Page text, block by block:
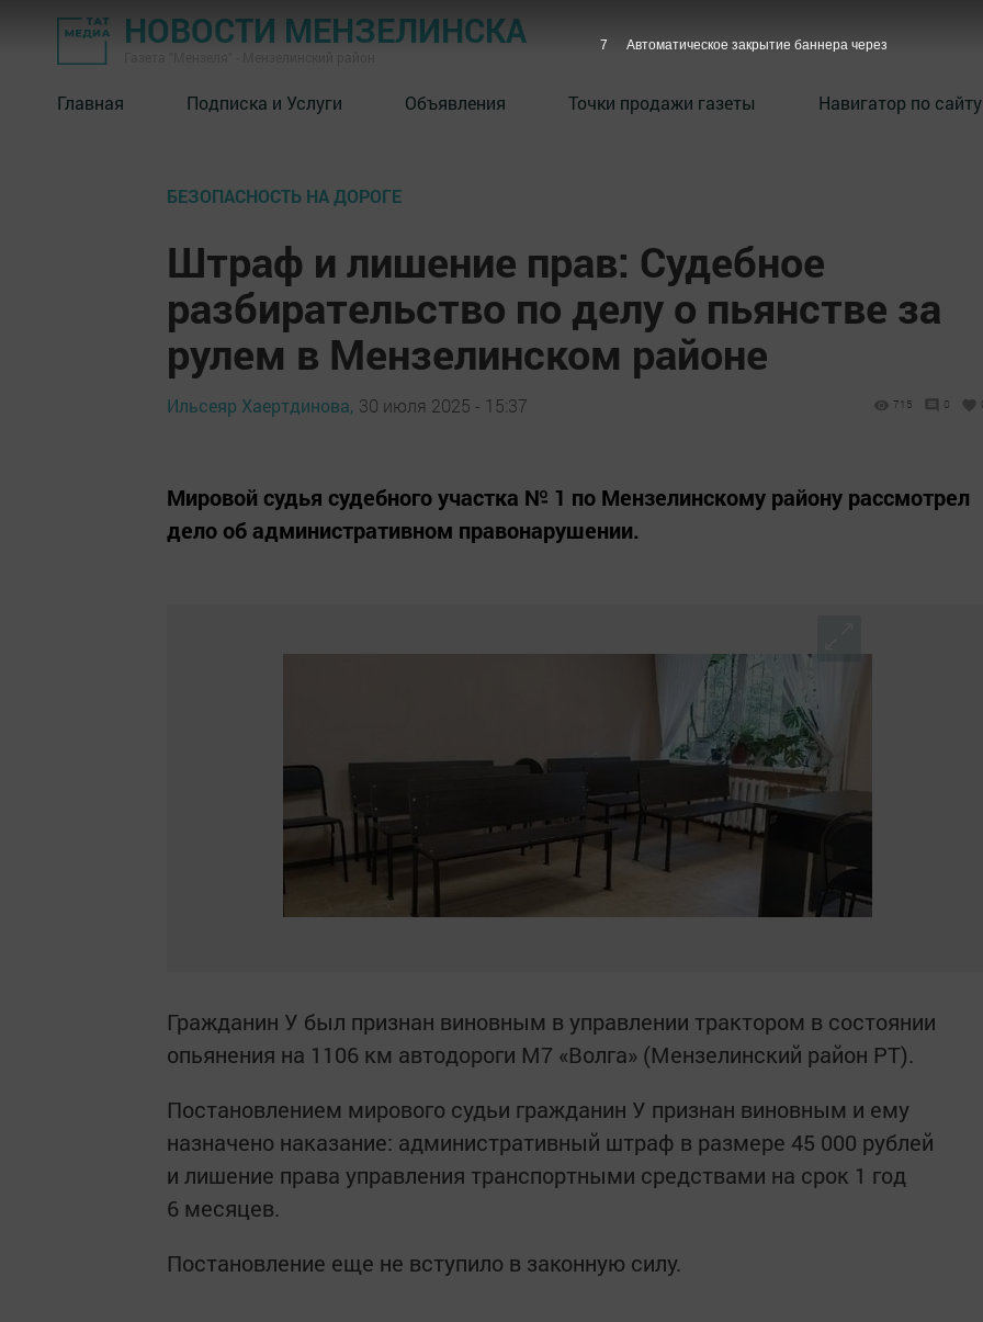
НОВОСТИ МЕНЗЕЛИНСКА
Главная Подписка и Услуги Объявления Точки продажи газеты Навигатор по сайту
БЕЗОПАСНОСТЬ НА ДОРОГЕ
Штраф и лишение прав: Судебное
разбирательство по делу о пьянстве за
рулем в Мензелинском районе
Ильсеяр Хаертдинова, 30 июля 2025 - 15:37 715 0
Мировой судья судебного участка № 1 по Мензелинскому району рассмотрел
дело об административном правонарушении.
Гражданин У был признан виновным в управлении трактором в состоянии
опьянения на 1106 км автодороги М7 «Волга» (Мензелинский район РТ).
Постановлением мирового судьи гражданин У признан виновным и ему
назначено наказание: административный штраф в размере 45 000 рублей
и лишение права управления транспортными средствами на срок 1 год
6 месяцев.
Постановление еще не вступило в законную силу.
5 Автоматическое закрытие баннера через